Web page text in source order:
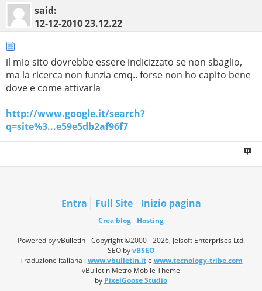
said:
12-12-201023.12.22
il mio sito dovrebbe essere indicizzato se non sbaglio,
ma la ricerca non funzia cmq.. forse non ho capito bene
dove e come attivarla
http://www.google.it/search?
q=site%3...e59e5db2af96f7
Entra Full Site Inizio pagina
Crea blog- Hosting
Powered by vBulletin - Copyright ©2000 - 2026, Jelsoft Enterprises Ltd.
SEO byvBSEO
Traduzione italiana :www.vbulletin.ite www.tecnology-tribe.com
vBulletin Metro Mobile Theme
by PixelGoose Studio